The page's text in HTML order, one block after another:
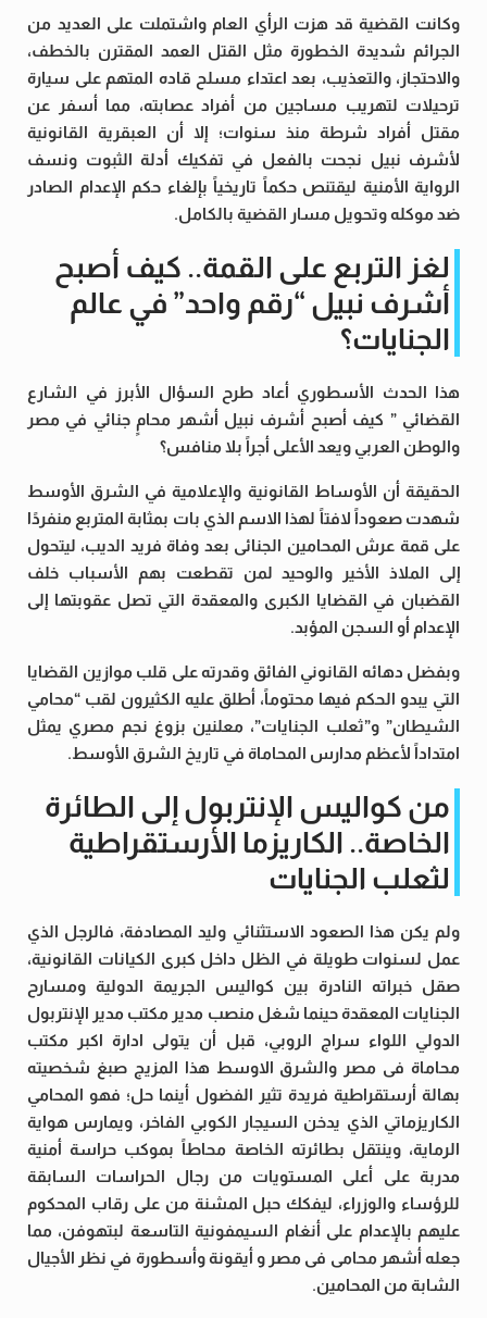
وكانت القضية قد هزت الرأي العام واشتملت على العديد من
الجرائم شديدة الخطورة مثل القتل العمد المقترن بالخطف،
والاحتجاز، والتعذيب، بعد اعتداء مسلح قاده المتهم على سيارة
ترحيلات لتهريب مساجين من أفراد عصابته، مما أسفر عن
مقتل أفراد شرطة منذ سنوات؛ إلا أن العبقرية القانونية
لأشرف نبيل نجحت بالفعل في تفكيك أدلة الثبوت ونسف
الرواية الأمنية ليقتنص حكماً تاريخياً بإلغاء حكم الإعدام الصادر
ضد موكله وتحويل مسار القضية بالكامل.
لغز التربع على القمة.. كيف أصبح
أشرف نبيل “رقم واحد” في عالم
الجنايات؟
هذا الحدث الأسطوري أعاد طرح السؤال الأبرز في الشارع
القضائي ” كيف أصبح أشرف نبيل أشهر محامٍ جنائي في مصر
والوطن العربي ويعد الأعلى أجراً بلا منافس؟
الحقيقة أن الأوساط القانونية والإعلامية في الشرق الأوسط
شهدت صعوداً لافتاً لهذا الاسم الذي بات بمثابة المتربع منفردًا
على قمة عرش المحامين الجنائى بعد وفاة فريد الديب، ليتحول
إلى الملاذ الأخير والوحيد لمن تقطعت بهم الأسباب خلف
القضبان في القضايا الكبرى والمعقدة التي تصل عقوبتها إلى
الإعدام أو السجن المؤبد.
وبفضل دهائه القانوني الفائق وقدرته على قلب موازين القضايا
التي يبدو الحكم فيها محتوماً، أطلق عليه الكثيرون لقب “محامي
الشيطان” و”ثعلب الجنايات”، معلنين بزوغ نجم مصري يمثل
امتداداً لأعظم مدارس المحاماة في تاريخ الشرق الأوسط.
من كواليس الإنتربول إلى الطائرة
الخاصة.. الكاريزما الأرستقراطية
لثعلب الجنايات
ولم يكن هذا الصعود الاستثنائي وليد المصادفة، فالرجل الذي
عمل لسنوات طويلة في الظل داخل كبرى الكيانات القانونية،
صقل خبراته النادرة بين كواليس الجريمة الدولية ومسارح
الجنايات المعقدة حينما شغل منصب مدير مكتب مدير الإنتربول
الدولي اللواء سراج الروبي، قبل أن يتولى ادارة اكبر مكتب
محاماة فى مصر والشرق الاوسط هذا المزيج صبغ شخصيته
بهالة أرستقراطية فريدة تثير الفضول أينما حل؛ فهو المحامي
الكاريزماتي الذي يدخن السيجار الكوبي الفاخر، ويمارس هواية
الرماية، وينتقل بطائرته الخاصة محاطاً بموكب حراسة أمنية
مدربة على أعلى المستويات من رجال الحراسات السابقة
للرؤساء والوزراء، ليفكك حبل المشنة من على رقاب المحكوم
عليهم بالإعدام على أنغام السيمفونية التاسعة لبتهوفن، مما
جعله أشهر محامى فى مصر و أيقونة وأسطورة في نظر الأجيال
الشابة من المحامين.